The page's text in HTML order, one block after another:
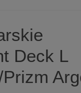
Deck L